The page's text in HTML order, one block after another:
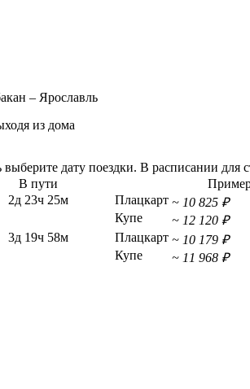
– Ярославль
из дома
дату поездки. В расписании для
В пути
2д 23ч 25м Плацкарт ~ 10 825 ₽
Купе
~ 12 120 ₽
3д 19ч 58м Плацкарт ~ 10 179 ₽
Купе
~ 11 968 ₽